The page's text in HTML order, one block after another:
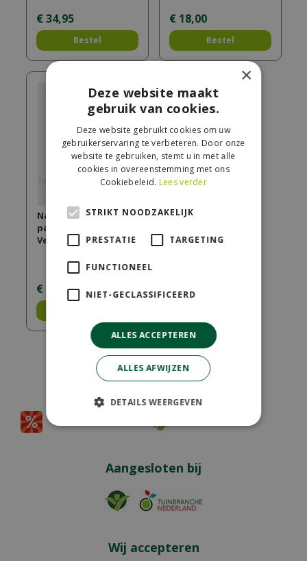
€ 34,95
Bestel
€ 18,00
Bestel
Navulling
parfumsticks 200ml
Velours d'Orient
€ 95
Aangesloten bij
Wij accepteren
×
Deze website maakt
gebruik van cookies.
Deze website gebruikt cookies om uw
gebruikerservaring te verbeteren. Door onze
website te gebruiken, stemt u in met alle
cookies in overeenstemming met ons
Cookiebeleid. Lees verder
STRIKT NOODZAKELIJK
PRESTATIE TARGETING
FUNCTIONEEL
NIET-GECLASSIFICEERD
ALLES ACCEPTEREN
ALLES AFWIJZEN
DETAILS WEERGEVEN